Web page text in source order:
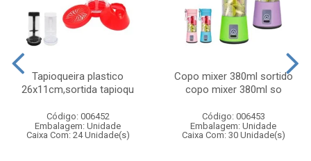
Tapioqueira plastico
26x11cm,sortida tapioqu
Código: 006452
Embalagem: Unidade
Caixa Com: 24 Unidade(s)
Copo mixer 380ml sortido
copo mixer 380ml so
Código: 006453
Embalagem: Unidade
Caixa Com: 30 Unidade(s)